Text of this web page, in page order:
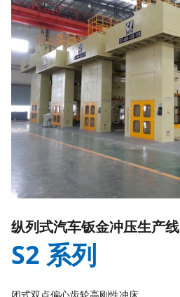
纵列式汽车钣金冲压生产线
S2 系列